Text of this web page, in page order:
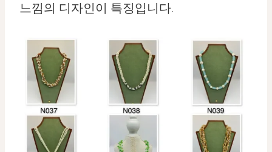
느낌의 디자인이 특징입니다.